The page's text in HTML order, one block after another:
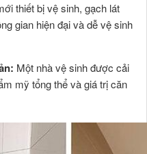
thiết bị vệ sinh, gạch lát
gian hiện đại và dễ vệ sinh
Một nhà vệ sinh được cải
mỹ tổng thể và giá trị căn